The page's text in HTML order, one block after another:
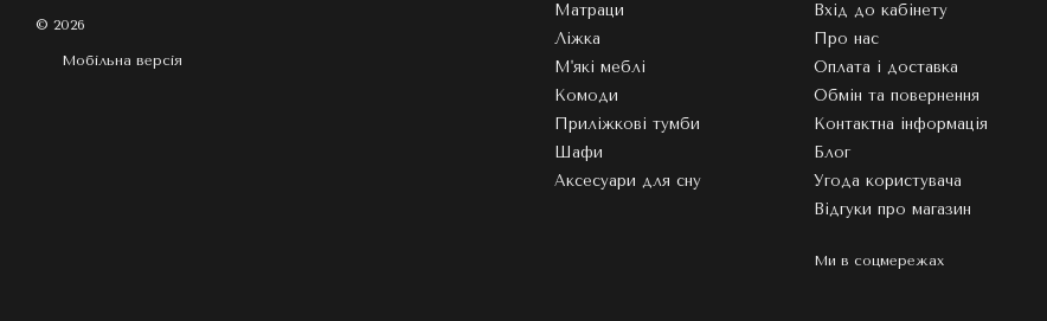
© 2026
Мобільна версія
Матраци
Ліжка
М'які меблі
Комоди
Приліжкові тумби
Шафи
Аксесуари для сну
Вхід до кабінету
Про нас
Оплата і доставка
Обмін та повернення
Контактна інформація
Блог
Угода користувача
Відгуки про магазин
Ми в соцмережах